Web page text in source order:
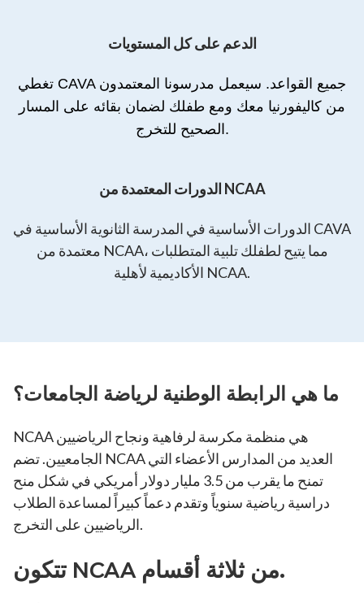
الدعم على كل المستويات
تغطي CAVA جميع القواعد. سيعمل مدرسونا المعتمدون
من كاليفورنيا معك ومع طفلك لضمان بقائه على المسار
الصحيح للتخرج.
الدورات المعتمدة من NCAA
الدورات الأساسية في المدرسة الثانوية الأساسية في CAVA
معتمدة من NCAA، مما يتيح لطفلك تلبية المتطلبات
الأكاديمية لأهلية NCAA.
ما هي الرابطة الوطنية لرياضة الجامعات؟
NCAA هي منظمة مكرسة لرفاهية ونجاح الرياضيين
الجامعيين. تضم NCAA العديد من المدارس الأعضاء التي
تمنح ما يقرب من 3.5 مليار دولار أمريكي في شكل منح
دراسية رياضية سنوياً وتقدم دعماً كبيراً لمساعدة الطلاب
الرياضيين على التخرج.
تتكون NCAA من ثلاثة أقسام.